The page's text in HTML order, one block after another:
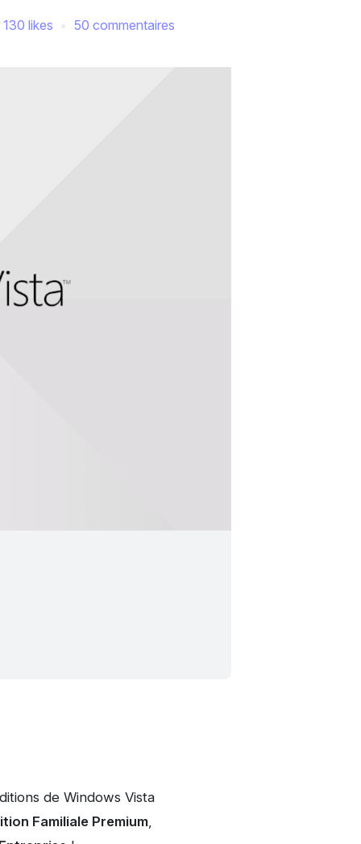
130 likes 50 commentaires
de Windows Vista
Familiale Premium,